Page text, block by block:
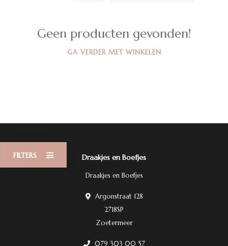
FILTERS
Geen producten gevonden!
GA VERDER MET WINKELEN
Draakjes en Boefjes
Draakjes en Boefjes
Argonstraat 128
2718SP
Zoetermeer
079 303 00 57